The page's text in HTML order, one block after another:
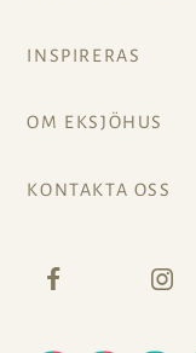
INSPIRERAS
OM EKSJÖHUS
KONTAKTA OSS